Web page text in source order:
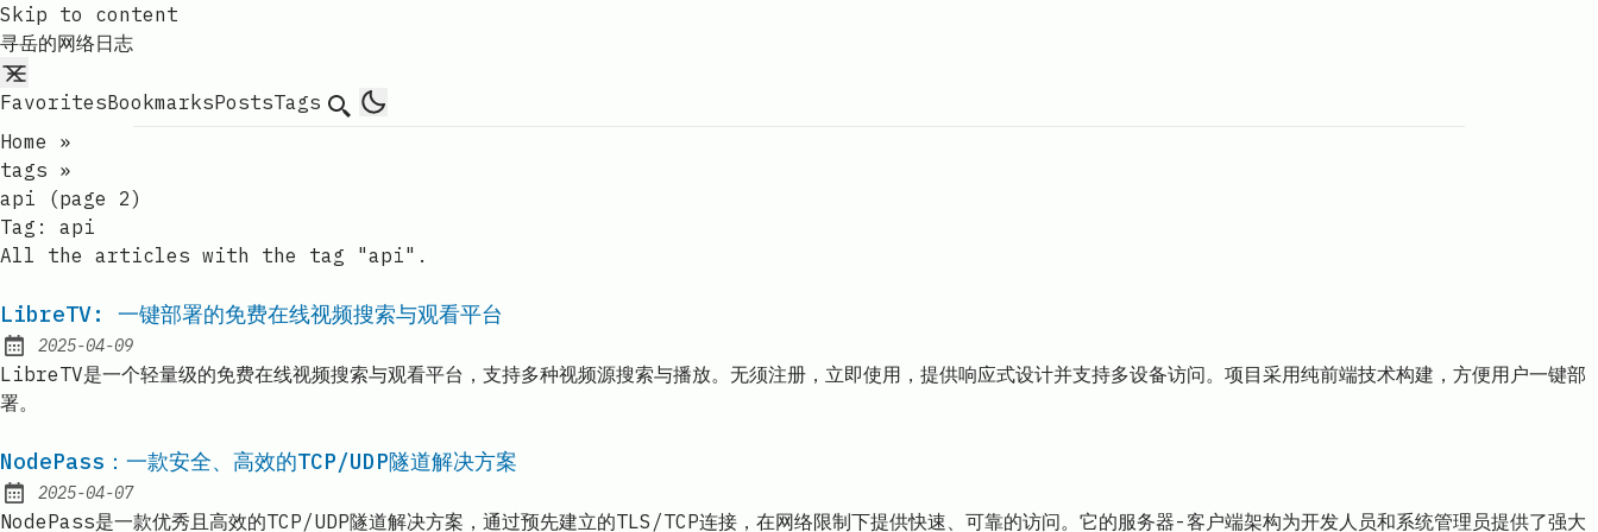
Skip to content
寻岳的网络日志
FavoritesBookmarksPostsTags Search
Home
»
tags »
api (page 2)
Tag: api
All the articles with the tag "api".
LibreTV: 一键部署的免费在线视频搜索与观看平台
Published:
2025-04-09
LibreTV是一个轻量级的免费在线视频搜索与观看平台，支持多种视频源搜索与播放。无须注册，立即使用，提供响应式设计并支持多设备访问。项目采用纯前端技术构建，方便用户一键部
署。
NodePass：一款安全、高效的TCP/UDP隧道解决方案
Published:
2025-04-07
NodePass是一款优秀且高效的TCP/UDP隧道解决方案，通过预先建立的TLS/TCP连接，在网络限制下提供快速、可靠的访问。它的服务器-客户端架构为开发人员和系统管理员提供了强大